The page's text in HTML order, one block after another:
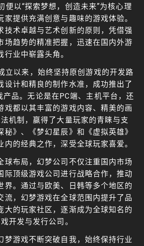
便以“探索梦想，创造未来”为核心理
家提供充满创意与趣味的游戏体验。
技术卓越与艺术创新的原则，凭借强
场趋势的精准把握，迅速在国内外游
行业中崭露头角。
立以来，始终坚持原创游戏的开发路
设计和精良的制作水准，成功推出了
产品。无论是在PC端、主机平台，还
戏都以其丰富的游戏内容、精美的画
机制，赢得了大量玩家的青睐与支
秘》、《梦幻星辰》和《虚拟英雄》
内的经典之作，深受全球玩家喜爱。
球布局，幻梦公司不仅注重国内市场
际顶级游戏公司进行战略合作，推动
界。通过与欧美、日韩等多个地区的
流，幻梦游戏在全球范围内提升了品
大的玩家社区，逐渐成为全球知名的
开发与发行公司。
梦游戏不断突破自我，始终保持行业